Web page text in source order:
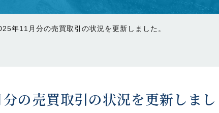
年11月分の売買取引の状況を更新しました。
の売買取引の状況を更新しまし